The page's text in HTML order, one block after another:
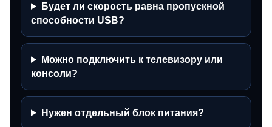
Будет ли скорость равна пропускной
способности USB?
Можно подключить к телевизору или
консоли?
Нужен отдельный блок питания?